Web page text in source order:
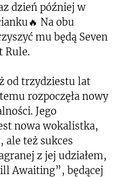
dzień później w
Na obu
mu będą Seven
Rule.
od trzydziestu lat
rozpoczęła nowy
Jego
nowa wokalistka,
ale też sukces
z jej udziałem,
Awaiting”, będącej